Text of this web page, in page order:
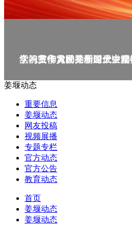
庆祝中华人民共和国成立
学习贯彻党的二十届三中
党的二十大精神理论大讲
学习宣传贯彻党的二十大精
学习贯彻习近平新时代中
姜堰动态
重要信息
姜堰动态
网友投稿
视频展播
专题专栏
官方动态
官方公告
教育动态
首页
姜堰动态
姜堰动态